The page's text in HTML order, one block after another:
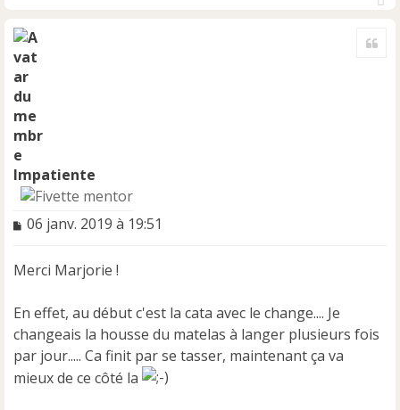
Impatiente
M
s
g
e
n
o
n
06 janv. 2019 à 19:51
Merci Marjorie !
En effet, au début c'est la cata avec le change.... Je
changeais la housse du matelas à langer plusieurs fois
par jour..... Ca finit par se tasser, maintenant ça va
mieux de ce côté la